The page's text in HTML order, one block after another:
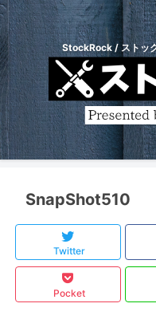
StockRock / ストッ
SnapShot510
Twitter
Pocket